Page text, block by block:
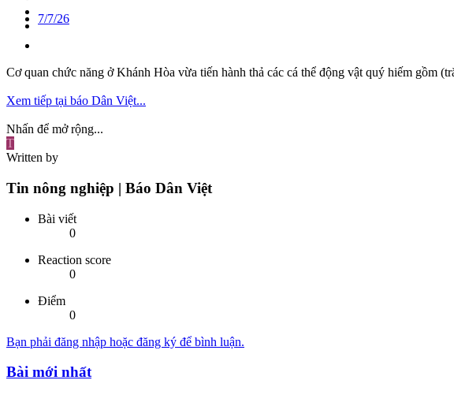
7/7/26
Cơ quan chức năng ở Khánh Hòa vừa tiến hành thả các cá thể động vật quý hiếm gồm
Xem tiếp tại báo Dân Việt...
Nhấn để mở rộng...
T
Written by
Tin nông nghiệp | Báo Dân Việt
Bài viết
0
Reaction score
0
Điểm
0
Bạn phải đăng nhập hoặc đăng ký để bình luận.
Bài mới nhất